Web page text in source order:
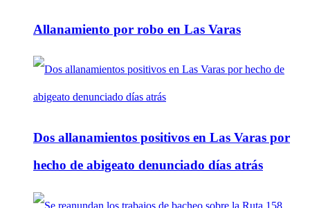
Allanamiento por robo en Las Varas
Dos allanamientos positivos en Las Varas por
hecho de abigeato denunciado días atrás